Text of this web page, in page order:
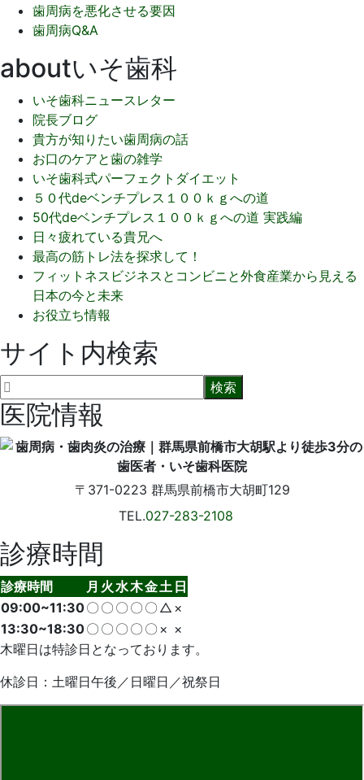
歯周病を悪化させる要因
歯周病Q&A
aboutいそ歯科
いそ歯科ニュースレター
院長ブログ
貴方が知りたい歯周病の話
お口のケアと歯の雑学
いそ歯科式パーフェクトダイエット
５０代deベンチプレス１００ｋｇへの道
50代deベンチプレス１００ｋｇへの道 実践編
日々疲れている貴兄へ
最高の筋トレ法を探求して！
フィットネスビジネスとコンビニと外食産業から見える
日本の今と未来
お役立ち情報
サイト内検索
医院情報
〒371-0223 群馬県前橋市大胡町129
TEL.027-283-2108
診療時間
診療時間 月 火 水木金土 日
09:00~11:30〇 〇 〇 〇 〇 △ ×
13:30~18:30〇 〇 〇 〇 〇 × ×
木曜日は特診日となっております。
休診日：土曜日午後／日曜日／祝祭日